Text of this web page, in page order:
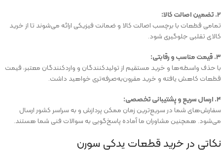
۲. تضمین اصالت کالا:
تمامی قطعات با برچسب اصالت کالا و ضمانت فیزیکی ارائه می‌شوند تا از خرید
کالای تقلبی جلوگیری شود.
۳. قیمت مناسب و رقابتی:
با حذف واسطه‌ها و خرید مستقیم از تولیدکنندگان و واردکنندگان معتبر، قیمت
قطعات کاهش یافته و خرید مقرون‌به‌صرفه‌تری خواهید داشت.
۴. ارسال سریع و پشتیبانی تخصصی:
سفارش‌های شما در سریع‌ترین زمان ممکن پردازش و به سراسر کشور ارسال
می‌شود. همچنین مشاوران ما آماده پاسخ‌گویی به سوالات فنی شما هستند.
نکاتی در خرید قطعات یدکی سورن